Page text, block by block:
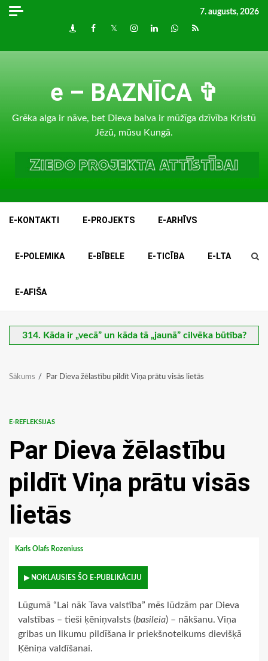
Skip
7. augusts, 2026
DraugiemFacebook
TwitterInstagram
LinkedInwhatsapp
RSS
e – BAZNĪCA ✞
Grēka alga ir nāve, bet Dieva balva ir mūžīga dzīvība Kristū
Jēzū, mūsu Kungā.
E-KONTAKTI E-PROJEKTS E-ARHĪVS
E-POLEMIKA E-BĪBELE E-TICĪBA E-LTA
E-AFIŠA
314. Kāda ir „vecā” un kāda tā „jaunā” cilvēka būtība?
Sākums Par Dieva žēlastību pildīt Viņa prātu visās lietās
E-REFLEKSIJAS
Par Dieva žēlastību
pildīt Viņa prātu visās
lietās
Karls Olafs Rozeniuss
▶ NOKLAUSIES ŠO E-PUBLIKĀCIJU
Lūgumā “Lai nāk Tava valstība” mēs lūdzām par Dieva
valstības – tieši ķēniņvalsts (basileia) – nākšanu. Viņa
gribas un likumu pildīšana ir priekšnoteikums dievišķā
Ķēniņa valdīšanai.